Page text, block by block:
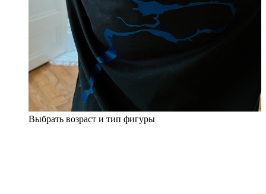
Выбрать возраст и тип фигуры